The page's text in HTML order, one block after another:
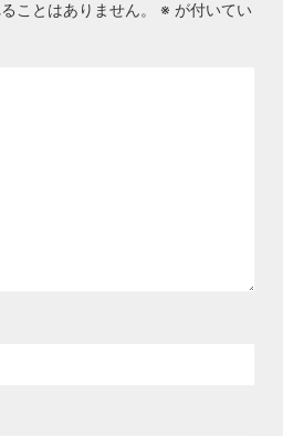
ことはありません。 ※ が付いてい